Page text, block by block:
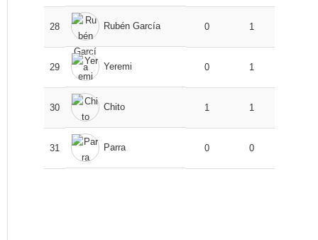
28 Rubén García 0 1
29 Yeremi 0 1
30 Chito 1 1
31 Parra 0 0